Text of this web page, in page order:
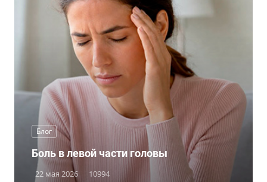
Блог
22 мая 2026 10994
Боль в левой части головы